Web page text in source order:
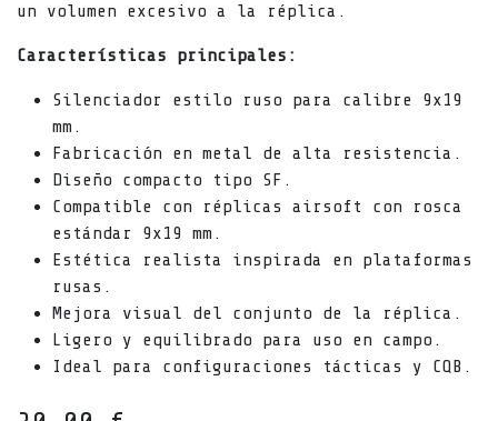
un volumen excesivo a la réplica.
Características principales:
Silenciador estilo ruso para calibre 9x19
mm.
Fabricación en metal de alta resistencia.
Diseño compacto tipo SF.
Compatible con réplicas airsoft con rosca
estándar 9x19 mm.
Estética realista inspirada en plataformas
rusas.
Mejora visual del conjunto de la réplica.
Ligero y equilibrado para uso en campo.
Ideal para configuraciones tácticas y CQB.